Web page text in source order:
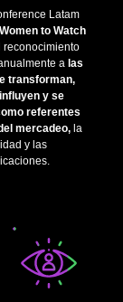
Latam
to Watch
a las
transforman,
y se
referentes
mercadeo, la
y las